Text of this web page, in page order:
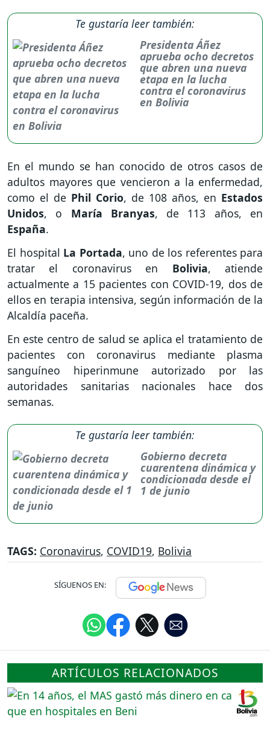
Te gustaría leer también:
Presidenta Áñez
aprueba ocho decretos
que abren una nueva
etapa en la lucha
contra el coronavirus
en Bolivia
En el mundo se han conocido de otros casos de
adultos mayores que vencieron a la enfermedad,
como el de Phil Corio, de 108 años, en Estados
Unidos, o María Branyas, de 113 años, en
España.
El hospital La Portada, uno de los referentes para
tratar el coronavirus en Bolivia, atiende
actualmente a 15 pacientes con COVID-19, dos de
ellos en terapia intensiva, según información de la
Alcaldía paceña.
En este centro de salud se aplica el tratamiento de
pacientes con coronavirus mediante plasma
sanguíneo hiperinmune autorizado por las
autoridades sanitarias nacionales hace dos
semanas.
Te gustaría leer también:
Gobierno decreta
cuarentena dinámica y
condicionada desde el
1 de junio
TAGS: Coronavirus, COVID19, Bolivia
SÍGUENOS EN:
ARTÍCULOS RELACIONADOS